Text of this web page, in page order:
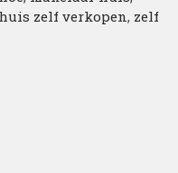
zelf verkopen, zelf